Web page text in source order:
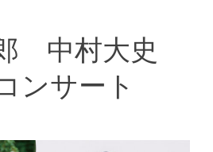
中村大史
ンサート